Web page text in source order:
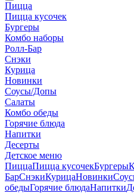
Пицца
Пицца кусочек
Бургеры
Комбо наборы
Ролл-Бар
Снэки
Курица
Новинки
Соусы/Допы
Салаты
Комбо обеды
Горячие блюда
Напитки
Десерты
Детское меню
ПиццаПицца кусочекБургеры
БарСнэкиКурицаНовинки
обедыГорячие блюдаНапитки